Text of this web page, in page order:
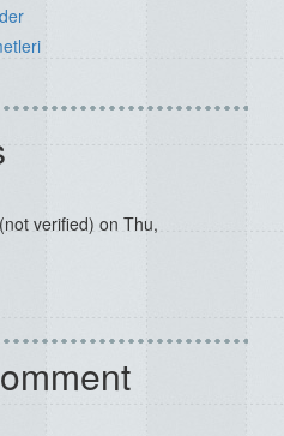
verified) on Thu,